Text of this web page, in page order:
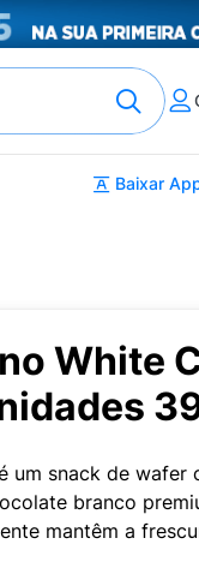
Baixar
White
um snack de
branco
mantêm a